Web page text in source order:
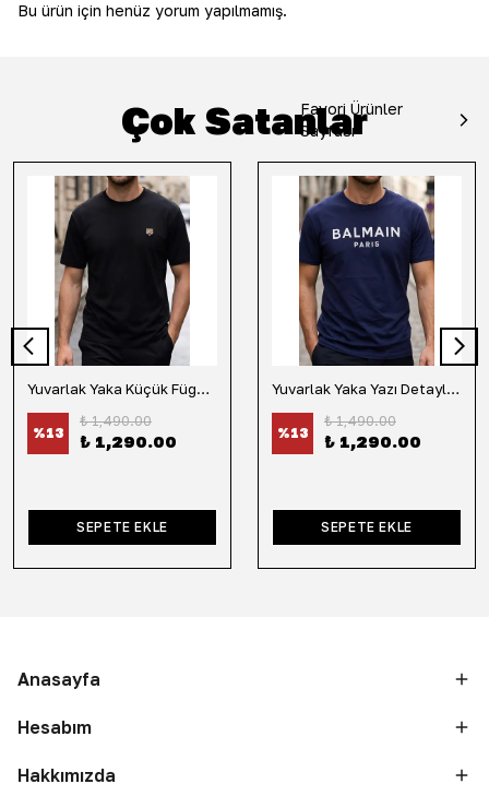
Bu ürün için henüz yorum yapılmamış.
Çok Satanlar
Favori Ürünler
Sayfası
Yuvarlak Yaka Küçük Fügür Detaylı Tişört-Siyah
%13
₺ 1,490.00
₺ 1,290.00
SEPETE EKLE
Yuvarlak Yaka Yazı Detaylı Tişört-Lacivert
%13
₺ 1,490.00
₺ 1,290.00
SEPETE EKLE
Anasayfa
Hesabım
Hakkımızda